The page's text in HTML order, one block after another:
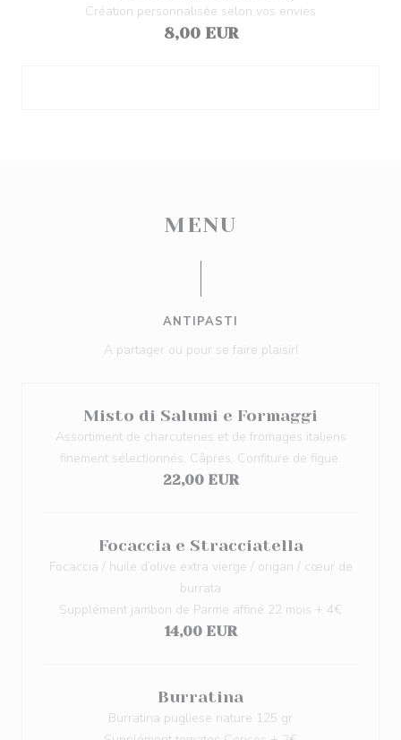
Création personnalisée selon vos envies
8,00 EUR
MENU
ANTIPASTI
A partager ou pour se faire plaisir!
Misto di Salumi e Formaggi
Assortiment de charcuteries et de fromages italiens
finement sélectionnés, Câpres, Confiture de figue.
22,00 EUR
Focaccia e Stracciatella
Focaccia / huile d’olive extra vierge / origan / cœur de
burrata
Supplément jambon de Parme affiné 22 mois + 4€
14,00 EUR
Burratina
Burratina pugliese nature 125 gr